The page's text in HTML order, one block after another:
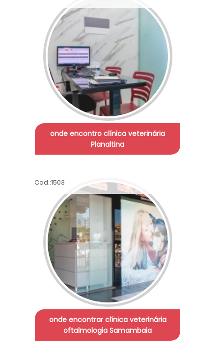
onde encontro clínica veterinária
Planaltina
Cod.:1503
onde encontrar clínica veterinária
oftalmologia Samambaia